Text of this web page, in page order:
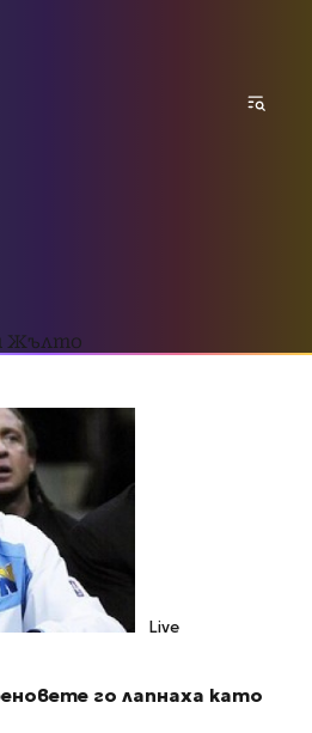
Жълто
Live
го лапнаха като